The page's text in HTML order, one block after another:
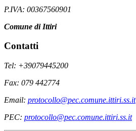
P.IVA: 00367560901
Comune di Ittiri
Contatti
Tel: +39079445200
Fax: 079 442774
Email: protocollo@pec.comune.ittiri.ss.it
PEC: protocollo@pec.comune.ittiri.ss.it